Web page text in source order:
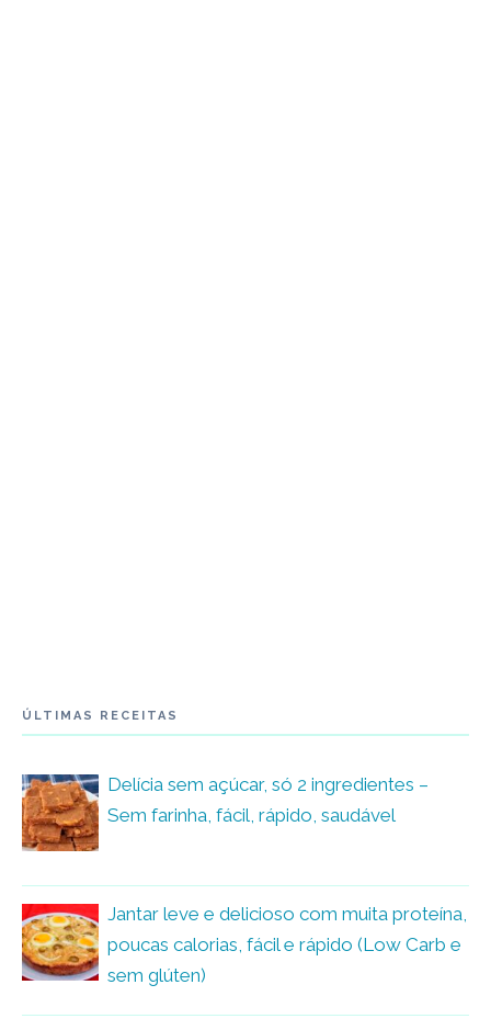
ÚLTIMAS RECEITAS
Delícia sem açúcar, só 2 ingredientes –
Sem farinha, fácil, rápido, saudável
Jantar leve e delicioso com muita proteína,
poucas calorias, fácil e rápido (Low Carb e
sem glúten)